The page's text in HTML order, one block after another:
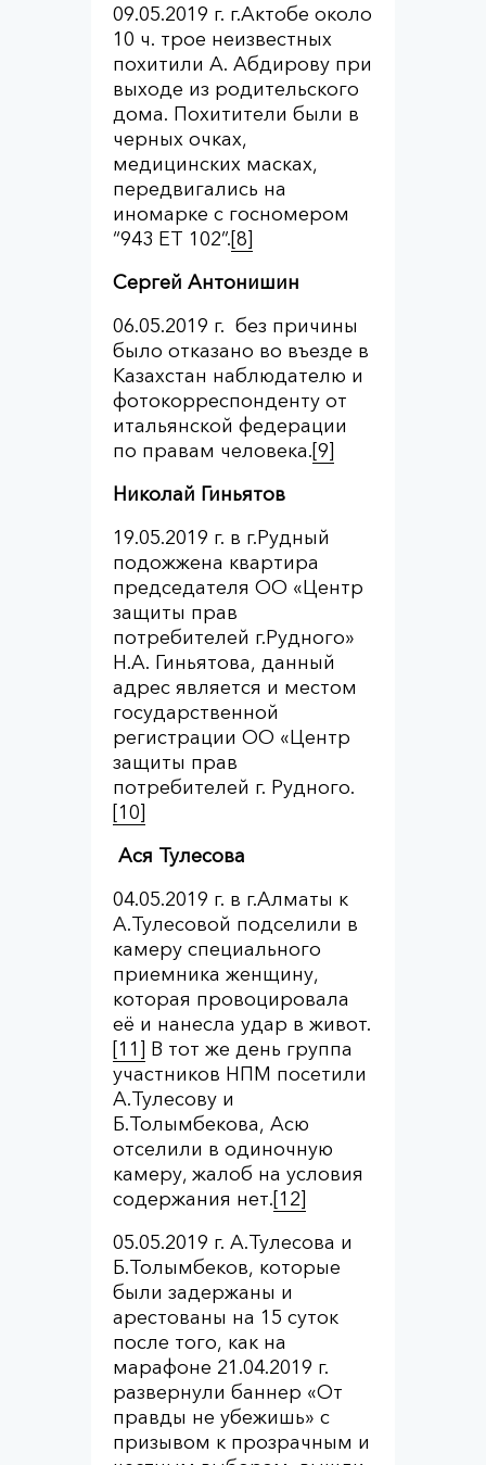
09.05.2019 г. г.Актобе около
10 ч. трое неизвестных
похитили А. Абдирову при
выходе из родительского
дома. Похитители были в
черных очках,
медицинских масках,
передвигались на
иномарке с госномером
“943 ЕТ 102”.[8]
Сергей Антонишин
06.05.2019 г. без причины
было отказано во въезде в
Казахстан наблюдателю и
фотокорреспонденту от
итальянской федерации
по правам человека.[9]
Николай Гиньятов
19.05.2019 г. в г.Рудный
подожжена квартира
председателя ОО «Центр
защиты прав
потребителей г.Рудного»
Н.А. Гиньятова, данный
адрес является и местом
государственной
регистрации ОО «Центр
защиты прав
потребителей г. Рудного.
[10]
Ася Тулесова
04.05.2019 г. в г.Алматы к
А.Тулесовой подселили в
камеру специального
приемника женщину,
которая провоцировала
её и нанесла удар в живот.
[11] В тот же день группа
участников НПМ посетили
А.Тулесову и
Б.Толымбекова, Асю
отселили в одиночную
камеру, жалоб на условия
содержания нет.[12]
05.05.2019 г. А.Тулесова и
Б.Толымбеков, которые
были задержаны и
арестованы на 15 суток
после того, как на
марафоне 21.04.2019 г.
развернули баннер «От
правды не убежишь» с
призывом к прозрачным и